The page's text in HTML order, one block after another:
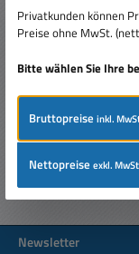
Beschreibung
USB
Tablet,…Mehr
Newsletter
Privatkunden können
Preise ohne MwSt.
Bitte wählen Sie Ihre
Bruttopreiseinkl.
Nettopreiseexkl.